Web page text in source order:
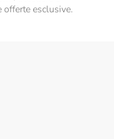
offerte esclusive.